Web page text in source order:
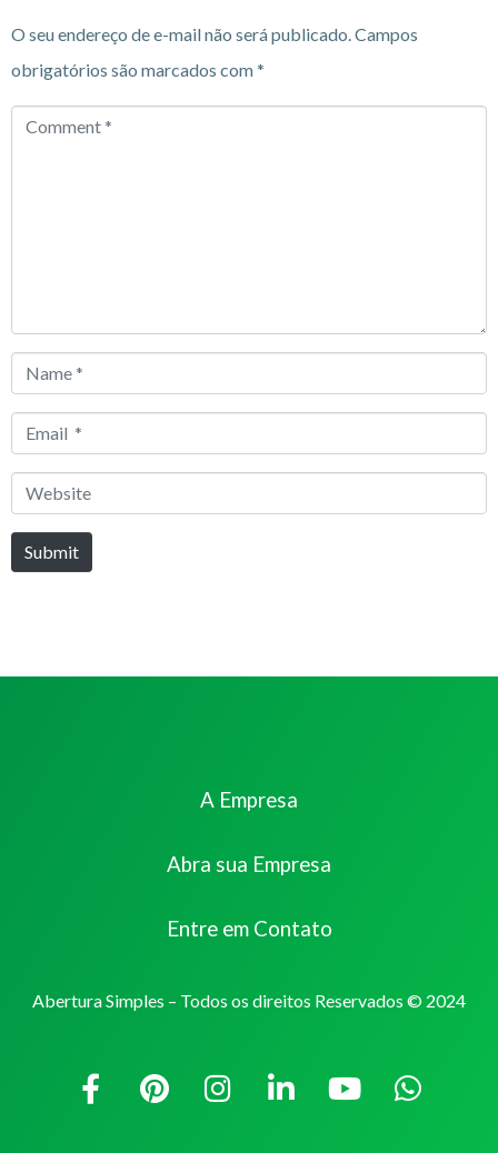
O seu endereço de e-mail não será publicado.Campos
obrigatórios são marcados com*
Comment
Name
Email
Website
Submit
A Empresa
Abra sua Empresa
Entre em Contato
Abertura Simples – Todos os direitos Reservados © 2024